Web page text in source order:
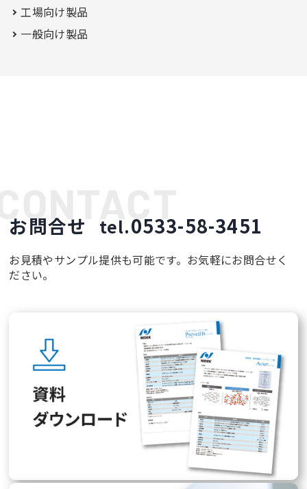
工場向け製品
一般向け製品
お問合せ tel.0533-58-3451
お見積やサンプル提供も可能です。お気軽にお問合せく
ださい。